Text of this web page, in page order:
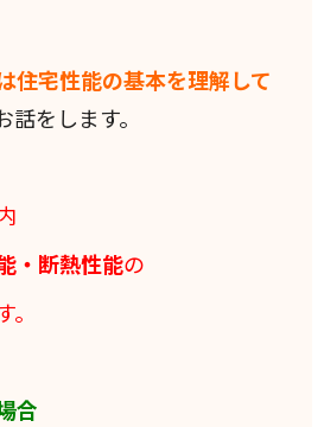
住宅性能の基本を理解して
話をします。
・断熱性能の
合